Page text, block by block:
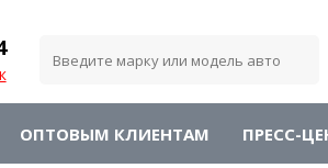
ОПТОВЫМ КЛИЕНТАМ ПРЕСС-